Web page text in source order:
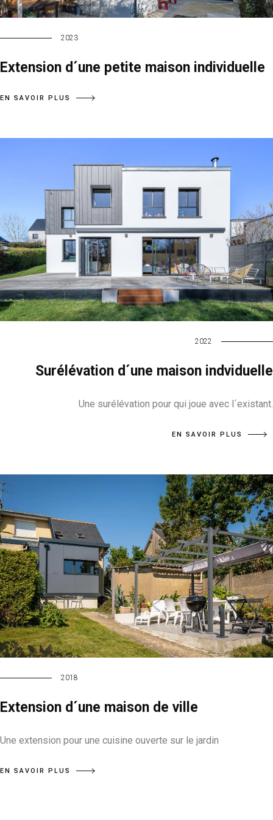
2023
Extension d´une petite maison individuelle
EN SAVOIR PLUS
2022
Surélévation d´une maison indviduelle
Une surélévation pour qui joue avec l´existant.
EN SAVOIR PLUS
2018
Extension d´une maison de ville
Une extension pour une cuisine ouverte sur le jardin
EN SAVOIR PLUS